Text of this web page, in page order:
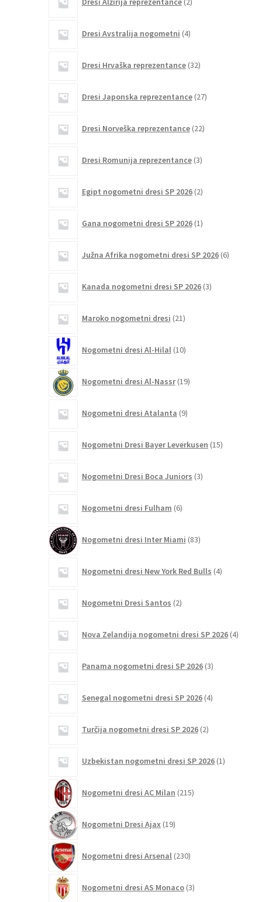
izdelka
Dresi Avstralija nogometni 4izdelki
Dresi Hrvaška reprezentance 32izdelkov
Dresi Japonska reprezentance 27izdelkov
Dresi Norveška reprezentance 22izdelkov
Dresi Romunija reprezentance 3izdelki
Egipt nogometni dresi SP 2026 2izdelka
Gana nogometni dresi SP 2026 1izdelek
Južna Afrika nogometni dresi SP 2026 6izdelkov
Kanada nogometni dresi SP 2026 3izdelki
Maroko nogometni dresi 21izdelkov
Nogometni dresi Al-Hilal 10izdelkov
Nogometni dresi Al-Nassr 19izdelkov
Nogometni dresi Atalanta 9izdelkov
Nogometni Dresi Bayer Leverkusen 15izdelkov
Nogometni Dresi Boca Juniors 3izdelki
Nogometni dresi Fulham 6izdelkov
Nogometni dresi Inter Miami 83izdelkov
Nogometni dresi New York Red Bulls 4izdelki
Nogometni Dresi Santos 2izdelka
Nova Zelandija nogometni dresi SP 2026 4izdelki
Panama nogometni dresi SP 2026 3izdelki
Senegal nogometni dresi SP 2026 4izdelki
Turčija nogometni dresi SP 2026 2izdelka
Uzbekistan nogometni dresi SP 2026 1izdelek
Nogometni dresi AC Milan 215izdelkov
Nogometni Dresi Ajax 19izdelkov
Nogometni dresi Arsenal 230izdelkov
Nogometni dresi AS Monaco 3izdelki